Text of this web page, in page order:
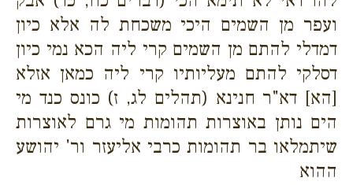
ועפר מן השמים היכי משכחת לה אלא כיון
דמדלי להתם מן השמים קרי ליה הכא נמי כיון
דסלקי להתם מעליותיו קרי ליה כמאן אזלא
[הא] דא"ר חנינא (תהלים לג, ז) כונס כנד מי
הים נותן באוצרות תהומות מי גרם לאוצרות
שיתמלאו בר תהומות כרבי אליעזר ור' יהושע
ההוא